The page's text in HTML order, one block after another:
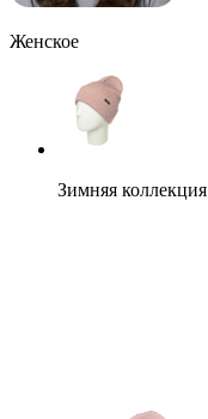
Женское
Зимняя коллекция